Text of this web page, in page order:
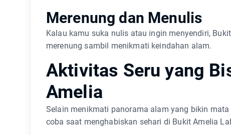
Merenung dan Menulis
Kalau kamu suka nulis atau ingin menyendiri,
merenung sambil menikmati keindahan alam.
Aktivitas Seru yang
Amelia
Selain menikmati panorama alam yang bikin
coba saat menghabiskan sehari di Bukit Amelia